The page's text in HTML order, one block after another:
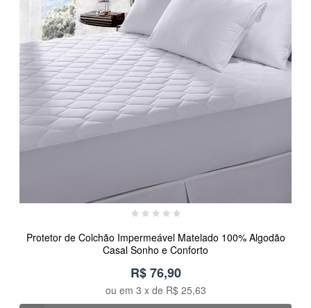
Protetor de Colchão Impermeável Matelado 100% Algodão
Casal Sonho e Conforto
R$ 76,90
ou em 3 x de R$ 25,63